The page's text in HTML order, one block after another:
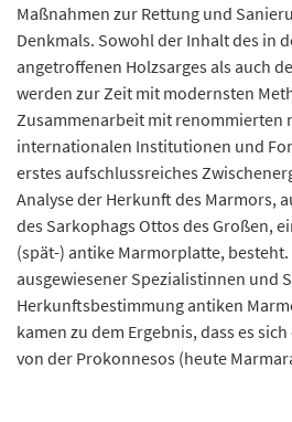
Maßnahmen zur Rettung und
Denkmals. Sowohl der Inhalt des in
angetroffenen Holzsarges als auch
werden zur Zeit mit modernsten
Zusammenarbeit mit renommierten
internationalen Institutionen und
erstes aufschlussreiches
Analyse der Herkunft des Marmors,
des Sarkophags Ottos des Großen,
(spät-) antike Marmorplatte,
ausgewiesener Spezialistinnen und
Herkunftsbestimmung antiken
kamen zu dem Ergebnis, dass es
von der Prokonnesos (heute